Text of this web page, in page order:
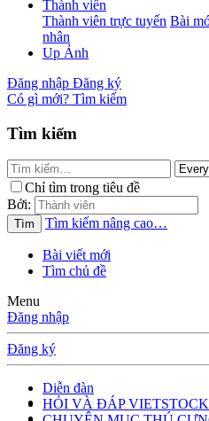
Thành viên
Thành viên trực tuyến Bài
nhân
Up Ảnh
Đăng nhập Đăng ký
Có gì mới? Tìm kiếm
Tìm kiếm
Chỉ tìm trong tiêu đề
Bởi:
Tìm Tìm kiếm nâng cao…
Bài viết mới
Tìm chủ đề
Menu
Đăng nhập
Đăng ký
Diễn đàn
HỎI VÀ ĐÁP